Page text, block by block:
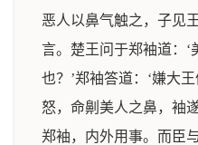
恶人以鼻气触之，子见
言。楚王问于郑袖道：
也？’郑袖答道：‘嫌大
怒，命劓美人之鼻，袖
郑袖，内外用事。而臣